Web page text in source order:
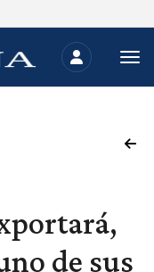
de sus